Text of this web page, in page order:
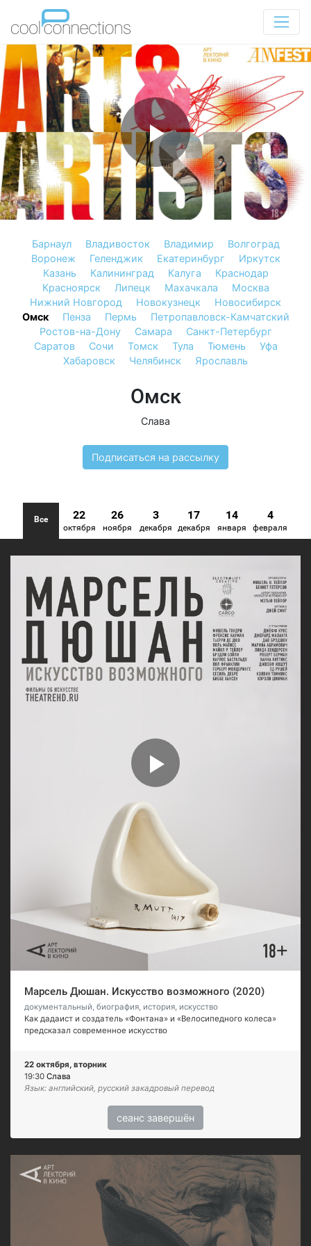
Барнаул Владивосток Владимир
Волгоград
Воронеж
Геленджик Екатеринбург
Иркутск
Казань
Калининград Калуга
Краснодар
Красноярск
Липецк Махачкала
Москва
Нижний Новгород
Новокузнецк
Новосибирск
Омск
Пенза Пермь
Петропавловск-Камчатский
Ростов-на-Дону
Самара
Санкт-Петербург
Саратов
Сочи Томск Тула Тюмень
Уфа
Хабаровск
Челябинск Ярославль
Омск
Слава
Подписаться на рассылку
Все 22
октября
26
ноября
3
декабря
17
декабря
14
января
4
февраля
Марсель Дюшан. Искусство возможного (2020)
документальный, биография, история, искусство
Как дадаист и создатель «Фонтана» и «Велосипедного колеса»
предсказал современное искусство
22 октября, вторник
19:30 Слава
Язык: английский, русский закадровый перевод
сеанс завершён